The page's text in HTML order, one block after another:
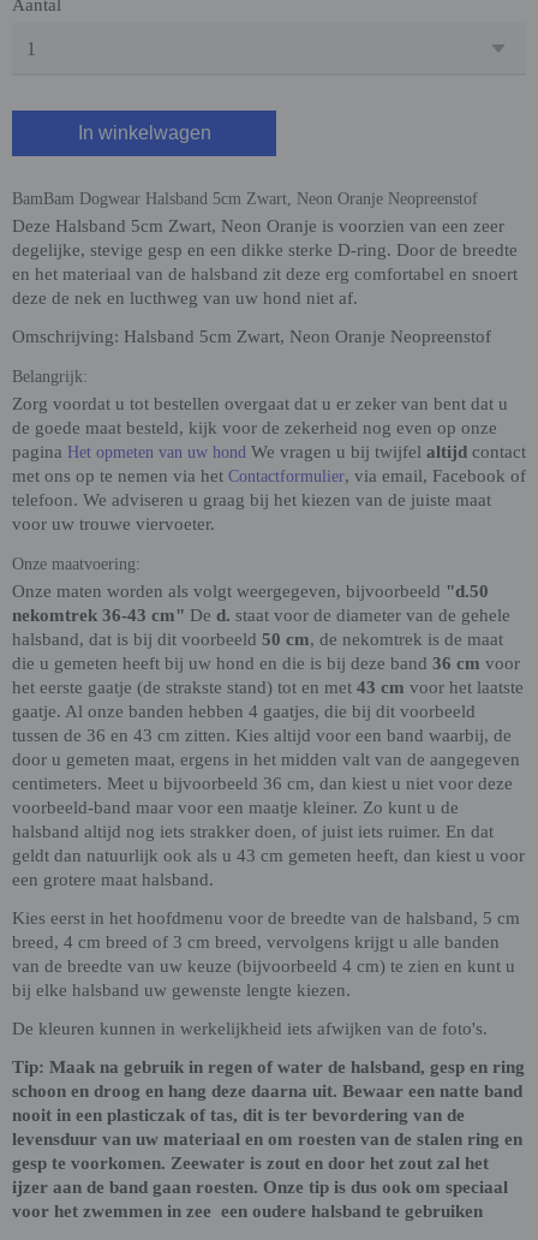
Aantal
In winkelwagen
BamBam Dogwear Halsband 5cm Zwart, Neon Oranje Neopreenstof
Deze Halsband 5cm Zwart, Neon Oranje is voorzien van een zeer
degelijke, stevige gesp en een dikke sterke D-ring. Door de breedte
en het materiaal van de halsband zit deze erg comfortabel en snoert
deze de nek en lucthweg van uw hond niet af.
Omschrijving: Halsband 5cm Zwart, Neon Oranje Neopreenstof
Belangrijk:
Zorg voordat u tot bestellen overgaat dat u er zeker van bent dat u
de goede maat besteld, kijk voor de zekerheid nog even op onze
pagina Het opmeten van uw hond We vragen u bij twijfel altijd contact
met ons op te nemen via het Contactformulier, via email, Facebook of
telefoon. We adviseren u graag bij het kiezen van de juiste maat
voor uw trouwe viervoeter.
Onze maatvoering:
Onze maten worden als volgt weergegeven, bijvoorbeeld "d.50
nekomtrek 36-43 cm" De d. staat voor de diameter van de gehele
halsband, dat is bij dit voorbeeld 50 cm, de nekomtrek is de maat
die u gemeten heeft bij uw hond en die is bij deze band 36 cm voor
het eerste gaatje (de strakste stand) tot en met 43 cm voor het laatste
gaatje. Al onze banden hebben 4 gaatjes, die bij dit voorbeeld
tussen de 36 en 43 cm zitten. Kies altijd voor een band waarbij, de
door u gemeten maat, ergens in het midden valt van de aangegeven
centimeters. Meet u bijvoorbeeld 36 cm, dan kiest u niet voor deze
voorbeeld-band maar voor een maatje kleiner. Zo kunt u de
halsband altijd nog iets strakker doen, of juist iets ruimer. En dat
geldt dan natuurlijk ook als u 43 cm gemeten heeft, dan kiest u voor
een grotere maat halsband.
Kies eerst in het hoofdmenu voor de breedte van de halsband, 5 cm
breed, 4 cm breed of 3 cm breed, vervolgens krijgt u alle banden
van de breedte van uw keuze (bijvoorbeeld 4 cm) te zien en kunt u
bij elke halsband uw gewenste lengte kiezen.
De kleuren kunnen in werkelijkheid iets afwijken van de foto's.
Tip: Maak na gebruik in regen of water de halsband, gesp en ring
schoon en droog en hang deze daarna uit. Bewaar een natte band
nooit in een plasticzak of tas, dit is ter bevordering van de
levensduur van uw materiaal en om roesten van de stalen ring en
gesp te voorkomen. Zeewater is zout en door het zout zal het
ijzer aan de band gaan roesten. Onze tip is dus ook om speciaal
voor het zwemmen in zee een oudere halsband te gebruiken